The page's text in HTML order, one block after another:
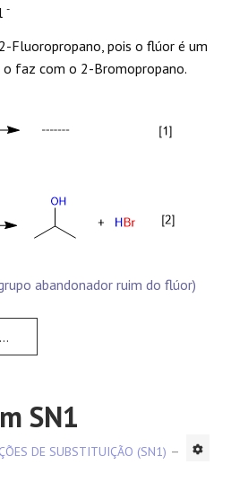
-
Fluoropropano, pois o flúor é um
o faz com o 2-Bromopropano.
abandonador ruim do flúor)
SN1
DE SUBSTITUIÇÃO (SN1)